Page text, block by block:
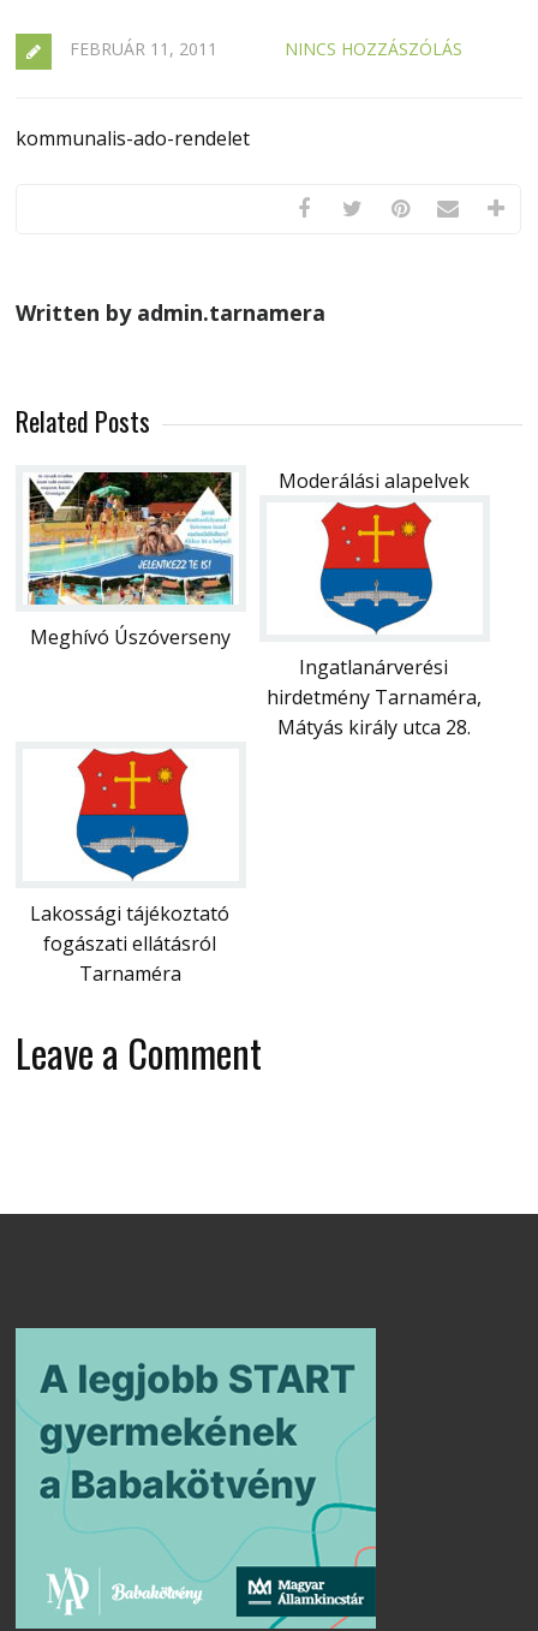
FEBRUÁR 11, 2011 NINCS HOZZÁSZÓLÁS
kommunalis-ado-rendelet
Written by admin.tarnamera
Related Posts
Meghívó Úszóverseny
Moderálási alapelvek
Ingatlanárverési
hirdetmény Tarnaméra,
Mátyás király utca 28.
Lakossági tájékoztató
fogászati ellátásról
Tarnaméra
Leave a Comment